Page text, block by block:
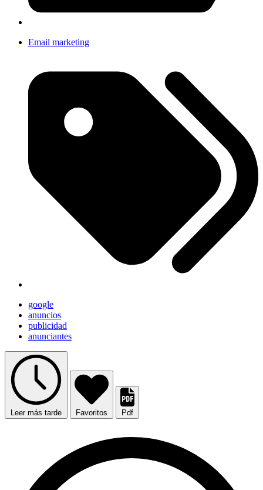
Email marketing
google
anuncios
publicidad
anunciantes
Leer más tarde Favoritos Pdf